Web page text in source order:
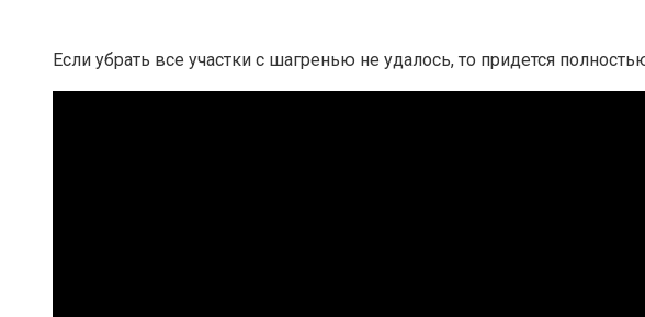
Если убрать все участки с шагренью не удалось, то придется